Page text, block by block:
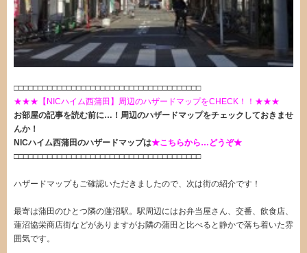
□□□□□□□□□□□□□□□□□□□□□□□□□□□□□□□□□□□□□□□
★★★【NICハイム西蒲田】周辺のハザードマップをCHECK！！★★★
お部屋の記事を読む前に…！周辺のハザードマップをチェックしておきませ
んか！
NICハイム西蒲田のハザードマップは★こちらから…どうぞ★
□□□□□□□□□□□□□□□□□□□□□□□□□□□□□□□□□□□□□□□
ハザードマップもご確認いただきましたので、次は街の紹介です！
最寄は蒲田のひとつ隣の蓮沼駅。駅周辺にはお弁当屋さん、交番、飲食店、
蓮沼協栄商店街などがありますがお隣の蒲田と比べると静かで落ち着いた雰
囲気です。